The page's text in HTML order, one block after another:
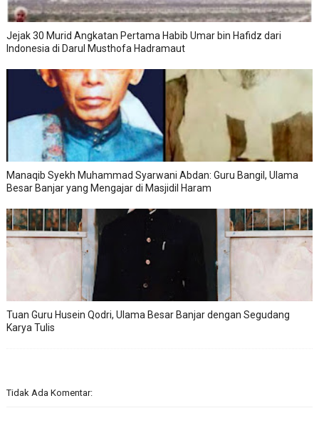
Jejak 30 Murid Angkatan Pertama Habib Umar bin Hafidz dari
Indonesia di Darul Musthofa Hadramaut
Manaqib Syekh Muhammad Syarwani Abdan: Guru Bangil, Ulama
Besar Banjar yang Mengajar di Masjidil Haram
Tuan Guru Husein Qodri, Ulama Besar Banjar dengan Segudang
Karya Tulis
Tidak Ada Komentar: